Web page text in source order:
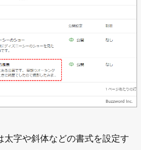
太字や斜体などの書式を設定す